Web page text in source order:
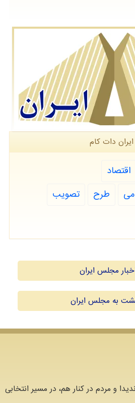
دات كام
اقتصاد
طرح
تصویب
مجلس ایران
به مجلس ایران
و مردم در کنار هم، در مسیر انتخابی